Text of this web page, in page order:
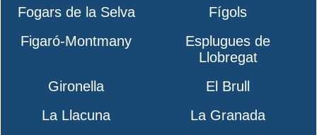
Fogars de la Selva
Fígols
Figaró-Montmany
Esplugues de
Llobregat
Gironella
El Brull
La Llacuna
La Granada